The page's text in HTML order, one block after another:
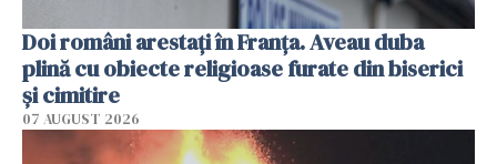
Doi români arestați în Franța. Aveau duba
plină cu obiecte religioase furate din biserici
și cimitire
07 AUGUST 2026